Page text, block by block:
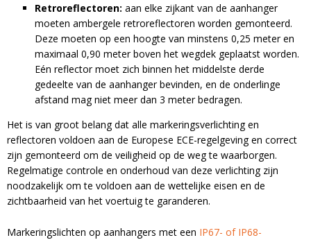
Retroreflectoren: aan elke zijkant van de aanhanger
moeten ambergele retroreflectoren worden gemonteerd.
Deze moeten op een hoogte van minstens 0,25 meter en
maximaal 0,90 meter boven het wegdek geplaatst worden.
Eén reflector moet zich binnen het middelste derde
gedeelte van de aanhanger bevinden, en de onderlinge
afstand mag niet meer dan 3 meter bedragen.
Het is van groot belang dat alle markeringsverlichting en
reflectoren voldoen aan de Europese ECE-regelgevingen correct
zijn gemonteerd om de veiligheid op de weg te waarborgen.
Regelmatige controle en onderhoud van deze verlichting zijn
noodzakelijk om te voldoen aan de wettelijke eisen en de
zichtbaarheid van het voertuig te garanderen.
Markeringslichten op aanhangers met een IP67- of IP68-